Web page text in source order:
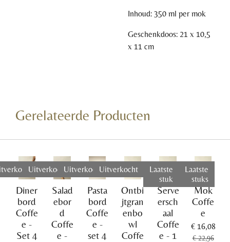
Inhoud: 350 ml per mok
Geschenkdoos: 21 x 10,5
x 11 cm
Gerelateerde Producten
Diner
bord
Coffe
e -
Set 4
Uitverkocht
Salad
ebor
d
Coffe
e -
Uitverkocht
Pasta
bord
Coffe
e -
set 4
Uitverkocht
Ontbi
jtgran
enbo
wl
Coffe
Laatste
stuk
Serve
ersch
aal
Coffe
e - 1
Laatste
stuks
Mok
Coffe
e
€ 16,08
€ 22,96